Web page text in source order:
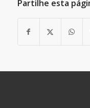
Partilhe esta